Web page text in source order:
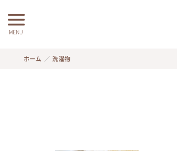
MENU
ホーム 洗濯物